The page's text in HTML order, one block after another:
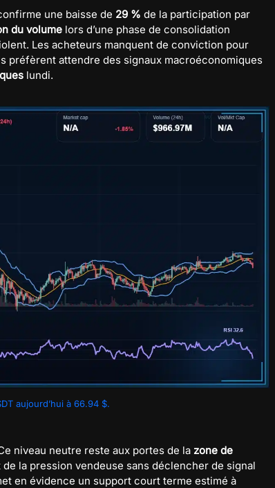
une baisse de 29 % de la participation par
du volume lors d’une phase de consolidation
Les acheteurs manquent de conviction pour
préfèrent attendre des signaux macroéconomiques
lundi.
aujourd’hui à 66.94 $.
niveau neutre reste aux portes de la zone de
la pression vendeuse sans déclencher de signal
en évidence un support court terme estimé à